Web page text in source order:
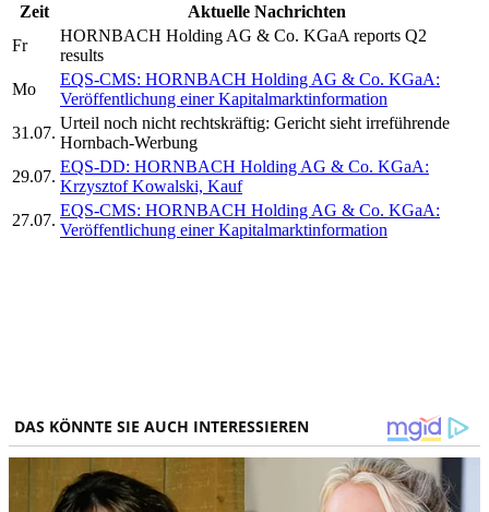
Zeit
Aktuelle Nachrichten
Fr
HORNBACH Holding AG & Co. KGaA reports Q2
results
Mo
EQS-CMS: HORNBACH Holding AG & Co. KGaA:
Veröffentlichung einer Kapitalmarktinformation
31.07.
Urteil noch nicht rechtskräftig: Gericht sieht irreführende
Hornbach-Werbung
29.07.
EQS-DD: HORNBACH Holding AG & Co. KGaA:
Krzysztof Kowalski, Kauf
27.07.
EQS-CMS: HORNBACH Holding AG & Co. KGaA:
Veröffentlichung einer Kapitalmarktinformation